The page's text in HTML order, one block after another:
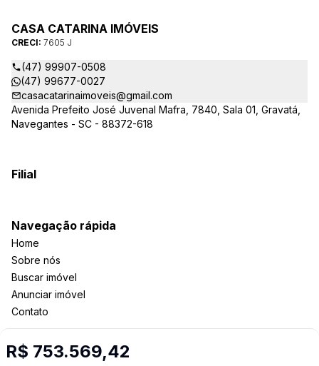
R$ 753.569,42
CASA CATARINA IMÓVEIS
CRECI: 7605 J
(47) 99907-0508
(47) 99677-0027
casacatarinaimoveis@gmail.com
Avenida Prefeito José Juvenal Mafra, 7840, Sala 01, Gravatá,
Navegantes - SC - 88372-618
Filial
Navegação rápida
Home
Sobre nós
Buscar imóvel
Anunciar imóvel
Contato